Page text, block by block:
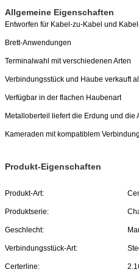
Allgemeine Eigenschaften
Entworfen für Kabel-zu-Kabel und
Brett-Anwendungen
Terminalwahl mit verschiedenen Arten
Verbindungsstück und Haube verkauft
Verfügbar in der flachen Haubenart
Metalloberteil liefert die Erdung und die
Kameraden mit kompatiblem
Produkt-Eigenschaften
Produkt-Art:
Produktserie:
Geschlecht:
Verbindungsstück-Art:
Certerline: